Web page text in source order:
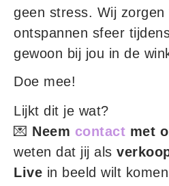
geen stress. Wij zorgen
ontspannen sfeer
gewoon bij jou in de
Doe mee!
Lijkt dit je wat?
💌 Neem contact met
weten dat jij als
Live in beeld wilt